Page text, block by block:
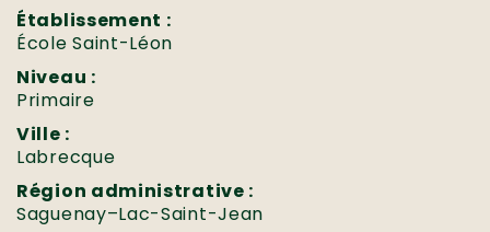
Établissement :
École Saint-Léon
Niveau :
Primaire
Ville :
Labrecque
Région administrative :
Saguenay–Lac-Saint-Jean